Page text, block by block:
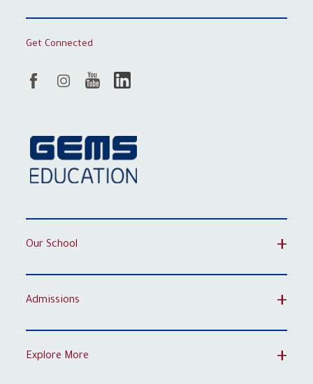
Get Connected
Our School
Admissions
Explore More